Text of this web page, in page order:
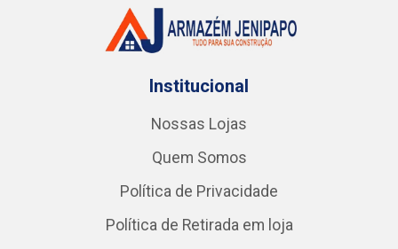
Institucional
Nossas Lojas
Quem Somos
Política de Privacidade
Política de Retirada em loja